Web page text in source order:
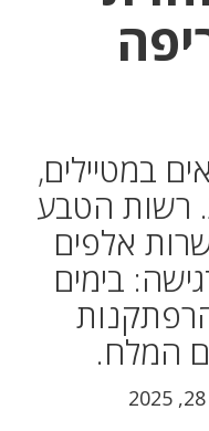
במטיילים,
רשות הטבע
אלפים
בימים
המלח.